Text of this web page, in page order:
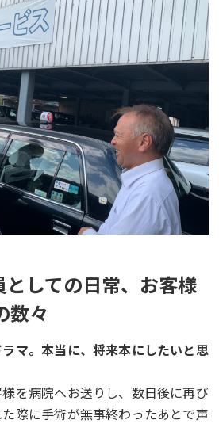
しての日常、お客様
数々
ラマ。本当に、将来本にしたいと思
を病院へお送りし、数日後に再び
際に手術が無事終わったあとで声